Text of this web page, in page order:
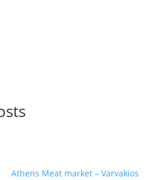
Athens Meat market – Varvakios